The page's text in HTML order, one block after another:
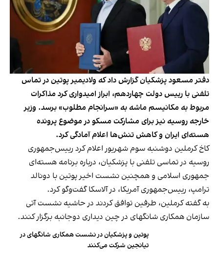
دفتر مسعود پزشکیان گزارش داد که ولادیمیر پوتین در تماس
تلفنی با رییس دولت چهاردهم، ابراز امیدواری کرد مذاکرات
مربوط به مکانیسم ماشه به «سرانجام مطلوب» برسد. وزیر
خارجه روسیه نیز برای مشارکت مسکو در موضوع پرونده
هسته‌ای ایران و کاهش تنش‌ها اعلام آمادگی کرد.
کاخ کرملین دوشنبه سوم شهریور اعلام کرد رییس‌جمهوری
روسیه در تماسی تلفنی با پزشکیان، درباره برنامه هسته‌ای
جمهوری اسلامی و همچنین نشست اخیر پوتین با دونالد
ترامپ، رییس‌جمهوری آمریکا، در آلاسکا گفت‌وگو کرد.
به گفته کرملین، طرفین توافق کردند در حاشیه نشست آتی
سازمان همکاری شانگهای در چین دیداری دوجانبه برگزار کنند.
پوتین و پزشکیان در نشست همکاری شانگهای در
تیانجین شرکت می‌کنند